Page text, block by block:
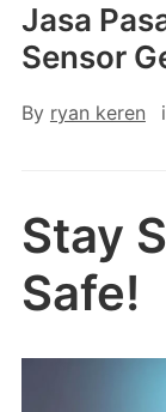
Jasa
Sensor
By ryan keren
Stay
Safe!